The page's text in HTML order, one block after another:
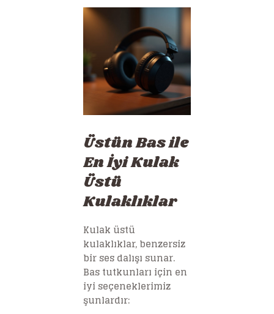
Üstün Bas ile
En İyi Kulak
Üstü
Kulaklıklar
Kulak üstü
kulaklıklar, benzersiz
bir ses dalışı sunar.
Bas tutkunları için en
iyi seçeneklerimiz
şunlardır: